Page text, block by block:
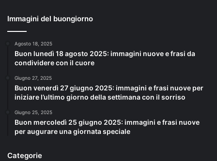
Immagini del buongiorno
Agosto 18, 2025
Buon lunedì 18 agosto 2025: immagini nuove e frasi da
condividere con il cuore
Giugno 27, 2025
Buon venerdì 27 giugno 2025: immagini e frasi nuove per
iniziare l’ultimo giorno della settimana con il sorriso
Giugno 25, 2025
Buon mercoledì 25 giugno 2025: immagini e frasi nuove
per augurare una giornata speciale
Categorie